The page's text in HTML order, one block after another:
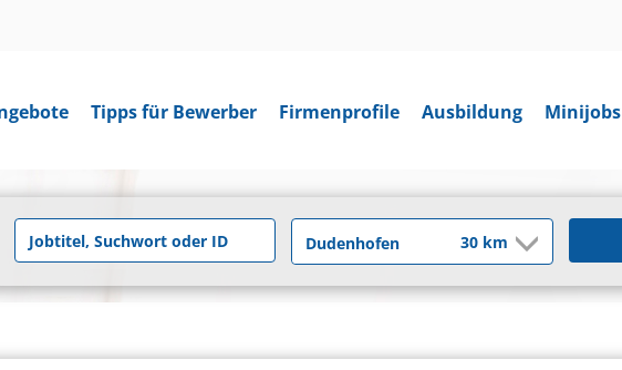
Tipps für Bewerber Firmenprofile Ausbildung Minijobs